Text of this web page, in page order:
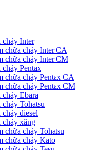
cháy Inter
chữa cháy Inter CA
chữa cháy Inter CM
Pentax
chữa cháy Pentax CA
chữa cháy Pentax CM
Ebara
Tohatsu
diesel
cháy xăng
chữa cháy Tohatsu
chữa cháy Kato